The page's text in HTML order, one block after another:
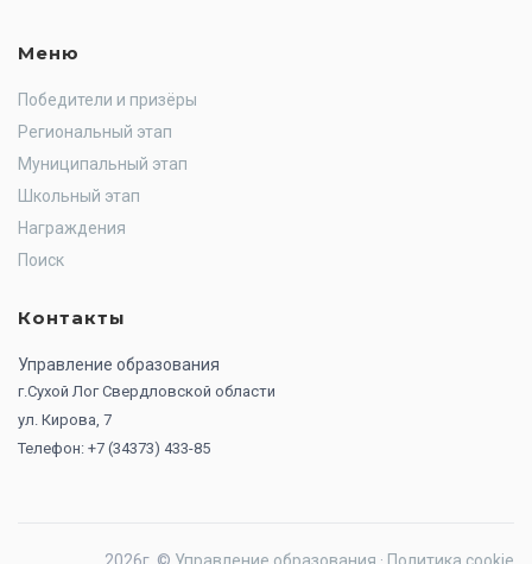
Меню
Победители и призёры
Региональный этап
Муниципальный этап
Школьный этап
Награждения
Поиск
Контакты
Управление образования
г.Сухой Лог Свердловской области
ул. Кирова, 7
Телефон: +7 (34373) 433-85